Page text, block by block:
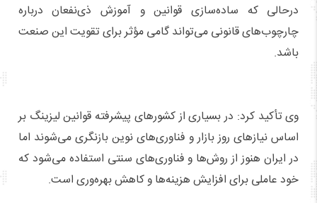
درحالی که ساده‌سازی قوانین و آموزش ذی‌نفعان درباره
چارچوب‌های قانونی می‌تواند گامی مؤثر برای تقویت این صنعت
باشد.
وی تأکید کرد: در بسیاری از کشورهای پیشرفته قوانین لیزینگ بر
اساس نیازهای روز بازار و فناوری‌های نوین بازنگری می‌شوند اما
در ایران هنوز از روش‌ها و فناوری‌های سنتی استفاده می‌شود که
خود عاملی برای افزایش هزینه‌ها و کاهش بهره‌وری است.